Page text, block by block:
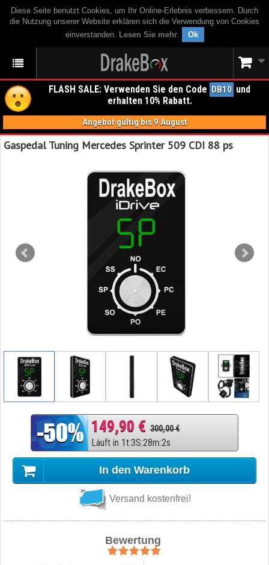
Diese Seite benutzt Cookies, um Ihr Online-Erlebnis verbessern. Durch
die Nutzung unserer Website erklären sich die Verwendung von Cookies
einverstanden. Lesen Sie mehr. Ok
FLASH SALE: Verwenden Sie den Code DB10 und
erhalten 10% Rabatt.
Angebot gültig bis 9 August
Gaspedal Tuning Mercedes Sprinter 509 CDI 88 ps
149,90 € 300,00 €
Läuft in 1t:3S:28m:1s
In den Warenkorb
Versand kostenfrei!
Bewertung